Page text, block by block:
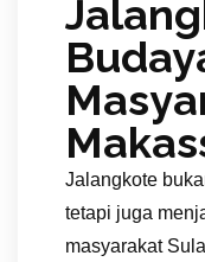
Jalangkote
tetapi juga
masyarakat